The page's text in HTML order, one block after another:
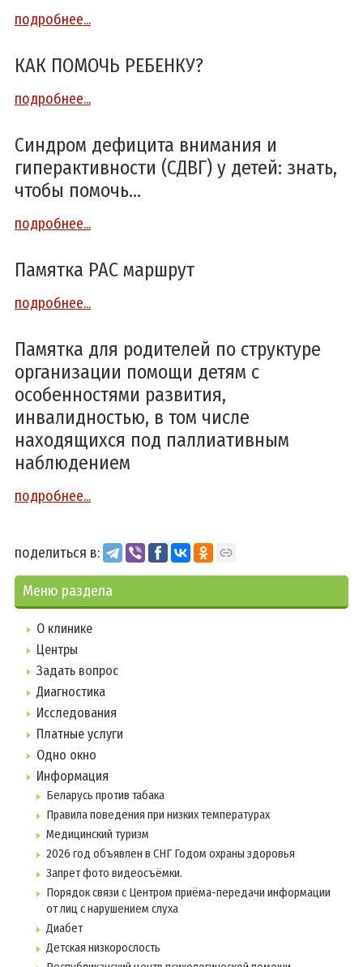
подробнее...
КАК ПОМОЧЬ РЕБЕНКУ?
подробнее...
Синдром дефицита внимания и
гиперактивности (СДВГ) у детей: знать,
чтобы помочь…
подробнее...
Памятка РАС маршрут
подробнее...
Памятка для родителей по структуре
организации помощи детям с
особенностями развития,
инвалидностью, в том числе
находящихся под паллиативным
наблюдением
подробнее...
поделиться в:
Меню раздела
О клинике
Центры
Задать вопрос
Диагностика
Исследования
Платные услуги
Одно окно
Информация
Беларусь против табака
Правила поведения при низких температурах
Медицинский туризм
2026 год объявлен в СНГ Годом охраны здоровья
Запрет фото видеосъёмки.
Порядок связи с Центром приёма-передачи информации
от лиц с нарушением слуха
Диабет
Детская низкорослость